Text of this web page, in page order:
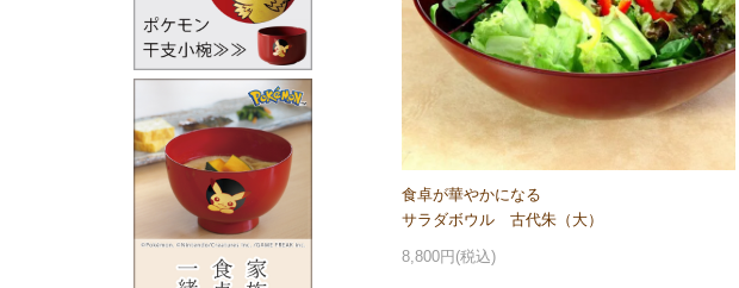
食卓が華やかになる
サラダボウル 古代朱（大）
8,800円(税込)